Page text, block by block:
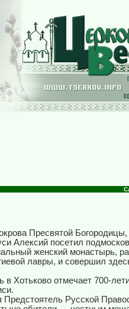
Пресвятой
Алексий посетил
женский монастырь,
лавры, и совершил
в Хотьково отмечает 700-
Русской